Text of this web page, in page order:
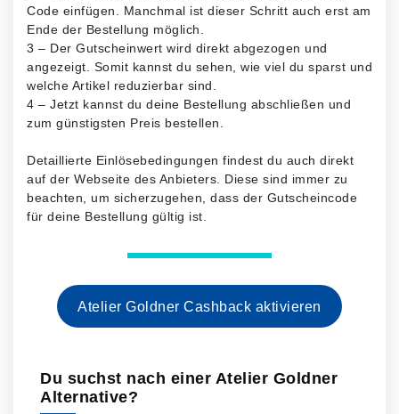
Code einfügen. Manchmal ist dieser Schritt auch erst am
Ende der Bestellung möglich.
3 – Der Gutscheinwert wird direkt abgezogen und
angezeigt. Somit kannst du sehen, wie viel du sparst und
welche Artikel reduzierbar sind.
4 – Jetzt kannst du deine Bestellung abschließen und
zum günstigsten Preis bestellen.
Detaillierte Einlösebedingungen findest du auch direkt
auf der Webseite des Anbieters. Diese sind immer zu
beachten, um sicherzugehen, dass der Gutscheincode
für deine Bestellung gültig ist.
Atelier Goldner Cashback aktivieren
Du suchst nach einer Atelier Goldner
Alternative?